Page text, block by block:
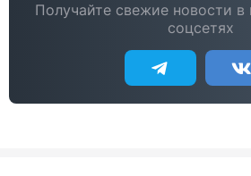
Получайте свежие новости
соцсетях